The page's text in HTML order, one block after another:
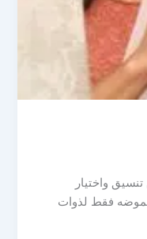
واختيار
فقط لذوات